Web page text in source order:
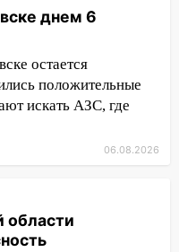
13-
Ульяновска
посадили в
в Волге
самый
ждет каждый
Налейка
днем 6
остается
положительные
искать АЗС, где
06.08.2026
области